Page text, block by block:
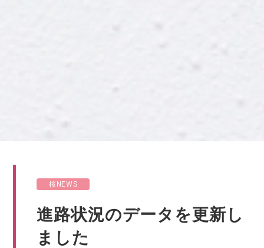
桜NEWS
進路状況のデータを更新し
ました